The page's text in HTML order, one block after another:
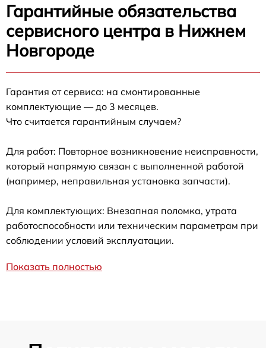
Гарантийные обязательства
сервисного центра в Нижнем
Новгороде
Гарантия от сервиса: на смонтированные
комплектующие — до 3 месяцев.
Что считается гарантийным случаем?
Для работ: Повторное возникновение неисправности,
который напрямую связан с выполненной работой
(например, неправильная установка запчасти).
Для комплектующих: Внезапная поломка, утрата
работоспособности или техническим параметрам при
соблюдении условий эксплуатации.
Показать полностью